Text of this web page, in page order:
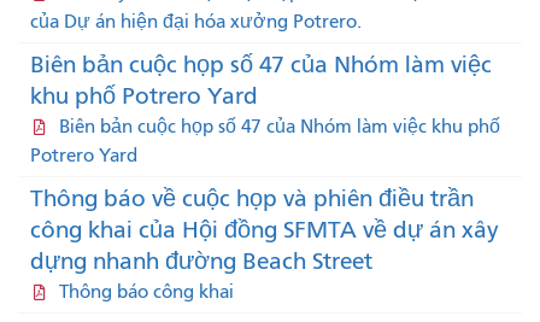
của Dự án hiện đại hóa xưởng Potrero.
Biên bản cuộc họp số 47 của Nhóm làm việc
khu phố Potrero Yard
Biên bản cuộc họp số 47 của Nhóm làm việc khu phố
Potrero Yard
Thông báo về cuộc họp và phiên điều trần
công khai của Hội đồng SFMTA về dự án xây
dựng nhanh đường Beach Street
Thông báo công khai